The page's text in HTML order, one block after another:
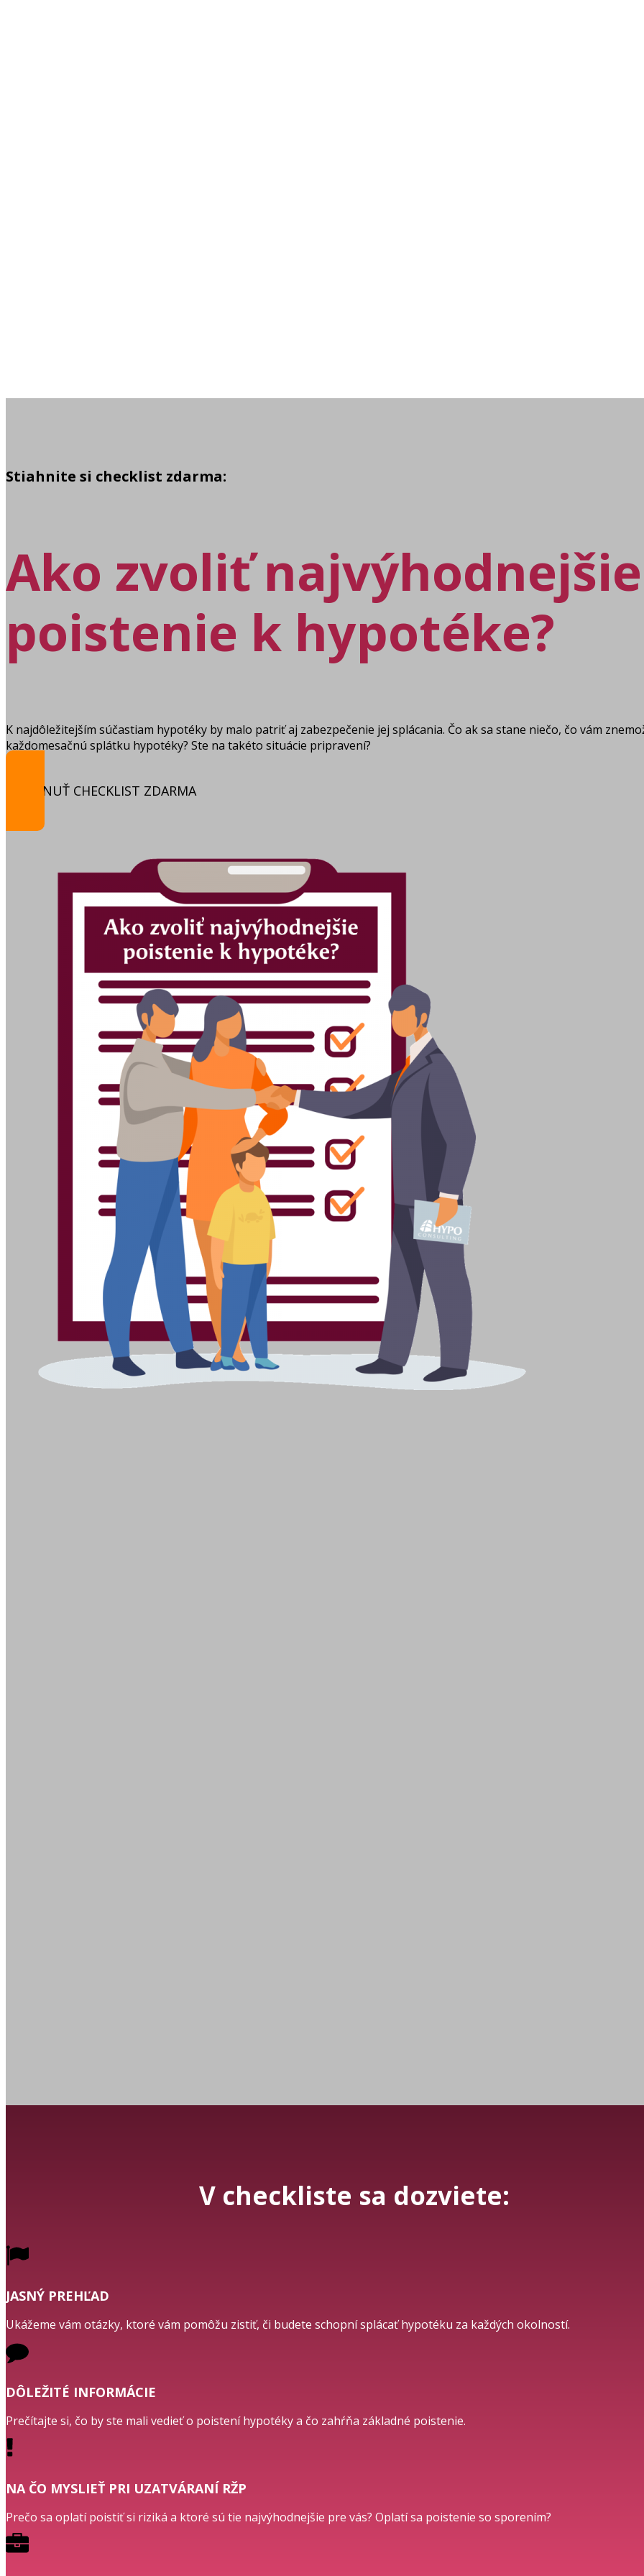
Stiahnite si checklist zdarma:
Ako zvoliť najvýhodnejšie
poistenie k hypotéke?
K najdôležitejším súčastiam hypotéky by malo patriť aj zabezpečenie jej splácania. Čo ak sa stane niečo, čo vám
každomesačnú splátku hypotéky? Ste na takéto situácie pripravení?
STIAHNUŤ CHECKLIST ZDARMA
V checkliste sa dozviete:
JASNÝ PREHĽAD
Ukážeme vám otázky, ktoré vám pomôžu zistiť, či budete schopní splácať hypotéku za každých okolností.
DÔLEŽITÉ INFORMÁCIE
Prečítajte si, čo by ste mali vedieť o poistení hypotéky a čo zahŕňa základné poistenie.
NA ČO MYSLIEŤ PRI UZATVÁRANÍ RŽP
Prečo sa oplatí poistiť si riziká a ktoré sú tie najvýhodnejšie pre vás? Oplatí sa poistenie so sporením?